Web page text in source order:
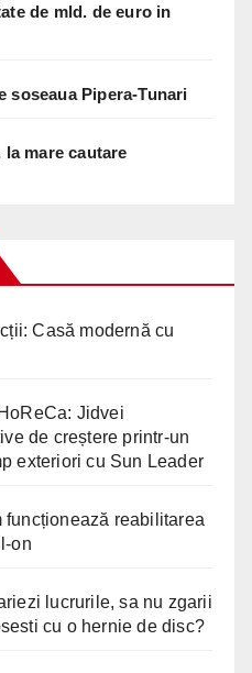
de mld. de euro in
soseaua Pipera-Tunari
mare cautare
Casă modernă cu
Jidvei
de creștere printr-un
exteriori cu Sun Leader
funcționează reabilitarea
on
lucrurile, sa nu zgarii
cu o hernie de disc?